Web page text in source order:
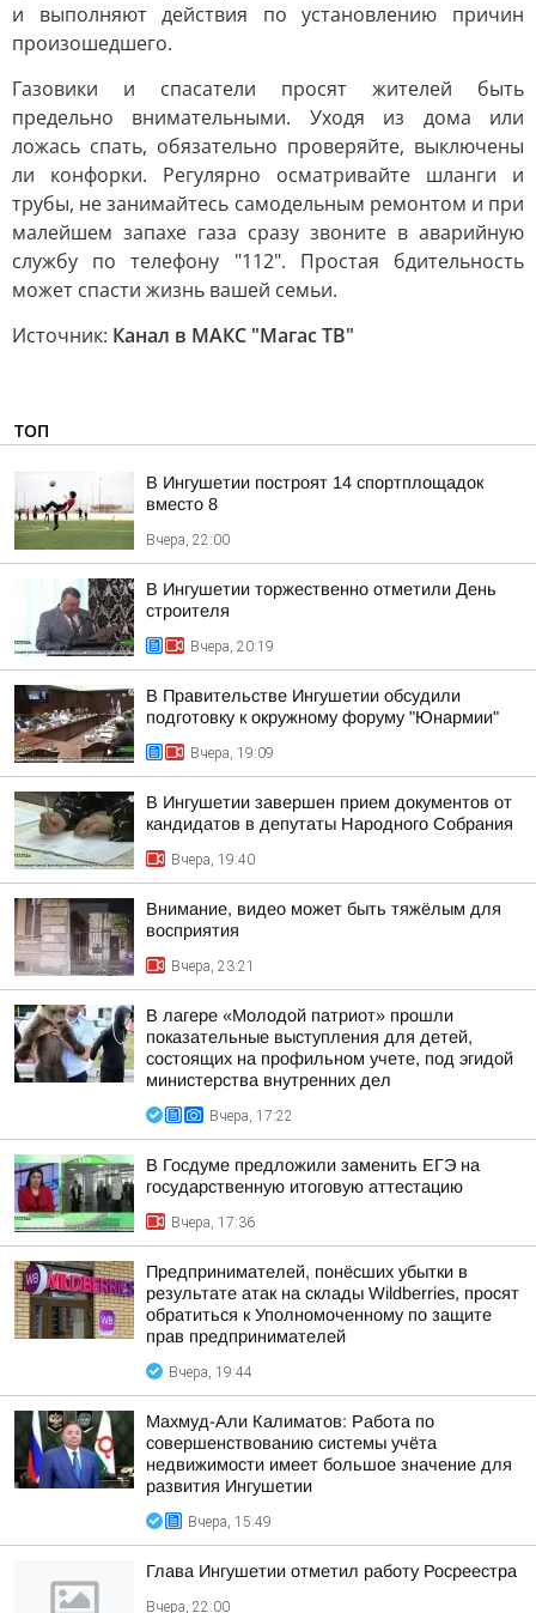
и выполняют действия по установлению причин
произошедшего.
Газовики и спасатели просят жителей быть
предельно внимательными. Уходя из дома или
ложась спать, обязательно проверяйте, выключены
ли конфорки. Регулярно осматривайте шланги и
трубы, не занимайтесь самодельным ремонтом и при
малейшем запахе газа сразу звоните в аварийную
службу по телефону "112". Простая бдительность
может спасти жизнь вашей семьи.
Источник: Канал в МАКС "Магас ТВ"
ТОП
В Ингушетии построят 14 спортплощадок
вместо 8
Вчера, 22:00
В Ингушетии торжественно отметили День
строителя
Вчера, 20:19
В Правительстве Ингушетии обсудили
подготовку к окружному форуму "Юнармии"
Вчера, 19:09
В Ингушетии завершен прием документов от
кандидатов в депутаты Народного Собрания
Вчера, 19:40
Внимание, видео может быть тяжёлым для
восприятия
Вчера, 23:21
В лагере «Молодой патриот» прошли
показательные выступления для детей,
состоящих на профильном учете, под эгидой
министерства внутренних дел
Вчера, 17:22
В Госдуме предложили заменить ЕГЭ на
государственную итоговую аттестацию
Вчера, 17:36
Предпринимателей, понёсших убытки в
результате атак на склады Wildberries, просят
обратиться к Уполномоченному по защите
прав предпринимателей
Вчера, 19:44
Махмуд-Али Калиматов: Работа по
совершенствованию системы учёта
недвижимости имеет большое значение для
развития Ингушетии
Вчера, 15:49
Глава Ингушетии отметил работу Росреестра
Вчера, 22:00